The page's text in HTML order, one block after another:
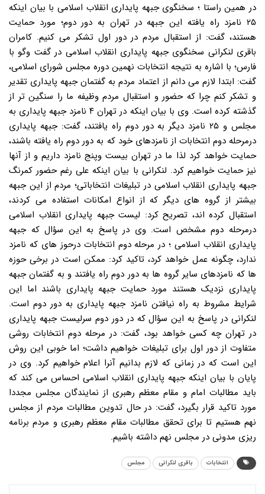
در همین راستا ؛ سخنگوی جبهه پایداری انقلاب اسلامی با بیان اینکه
۲۵ نامزد راه یافته این جبهه در تهران به دور دوم؛ مورد حمایت
هستند، گفت: از استقبال مردم در دور اول تشکر می کنیم. کامران
باقری لنکرانی سخنگوی جبهه پایداری انقلاب اسلامی در گفت وگو با
فارس؛ با اشاره به نتیجه انتخابات نهمین دوره مجلس شورای اسلامی،
گفت: ابتدا لازم می دانم از اعتماد مردم به گفتمان جبهه پایداری تقدیر
و تشکر کنم چرا که حضور و استقبال مردم وظیفه ما را سنگین تر از
گذشته کرده است. وی با بیان اینکه در تهران ۴ نامزد جبهه پایداری به
مجلس و ۲۵ نامزد دیگر به دور دوم راه یافتند، گفت: جبهه پایداری
درمرحله دوم انتخابات از نامزدهای خود که به دور دوم راه یافته باشند،
حمایت خواهد کرد لذا ما در تهران بیست وپنج نامزد داریم و از آنها
نیز حمایت خواهیم کرد. لنکرانی با بیان اینکه علی رغم حضور کمرنگ
جبهه پایداری انقلاب اسلامی در تبلیغات انتخاباتی؛ مردم از این جبهه
بیشتر از گروه های دیگر که از انواع امکانات استفاده می کردند،
استقبال کرده اند، تصریح کرد: لیست جبهه پایداری انقلاب اسلامی
درمرحله دوم مشخص است. وی در پاسخ به این سؤال که جبهه
پایداری انقلاب اسلامی ؛ در مرحله دوم انتخابات درحوز های که نامزد
ندارد، چگونه عمل خواهد کرد، تاکید کرد: ممکن است در برخی حوزه
ها که نامزدهای سایر گروه ها به دور دوم راه یافتند و به گفتمان جبهه
پایداری نزدیک هستند مورد حمایت جبهه پایداری باشند اما این
شرایط مشروط به راه نیافتن نامزد جبهه پایداری به دور دوم است.
لنکرانی در پاسخ به این سؤال که در دور دوم سرلیست جبهه پایداری
در تهران چه کسی خواهد بود، گفت: در مرحله دوم انتخابات روشی
متفاوت از دور اول برای تبلیغات خواهیم داشت؛ اما خوبی این روش
این است که در زمانی که لازم بدانیم آنرا اعلام خواهیم کرد. وی در
پایان با بیان اینکه جبهه پایداری انقلاب اسلامی احساس می کند که
باید مطالبات امام و مقام معظم رهبری از نمایندگان مجلس مجددا
مورد تاکید قرار بگیرد، گفت: در حال تدوین مطالبات مردم از مجلس
نهم هستیم تا برای تحقق مطالبات مقام معظم رهبری و مردم برنامه
ریزی مدونی در مجلس نهم داشته باشیم.
انتخابات باقری لنکرانی مجلس